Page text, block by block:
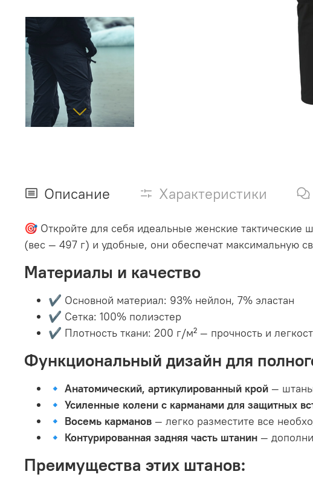
Описание Характеристики
🎯 Откройте для себя идеальные женские тактические
(вес — 497 г) и удобные, они обеспечат максимальную
Материалы и качество
✔️ Основной материал: 93% нейлон, 7% эластан
✔️ Сетка: 100% полиэстер
✔️ Плотность ткани: 200 г/м² — прочность и
Функциональный дизайн для
🔹 Анатомический, артикулированный крой —
🔹 Усиленные колени с карманами для защитных
🔹 Восемь карманов — легко разместите все
🔹 Контурированная задняя часть штанин —
Преимущества этих штанов: